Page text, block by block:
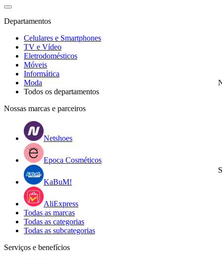
Departamentos
Celulares e Smartphones
TV e Vídeo
Eletrodomésticos
Móveis
Informática
Moda
Todos os departamentos
Nossas marcas e parceiros
Netshoes
Epoca Cosméticos
KaBuM!
AliExpress
Todas as marcas
Todas as categorias
Todas as subcategorias
Serviços e benefícios